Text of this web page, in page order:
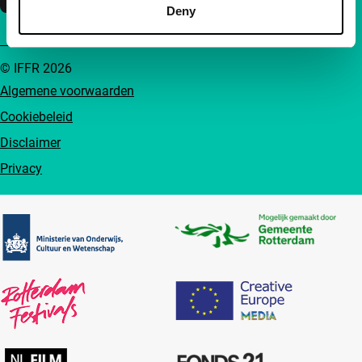
Deny
Algemene voorwaarden
Cookiebeleid
Disclaimer
Privacy
© IFFR 2026